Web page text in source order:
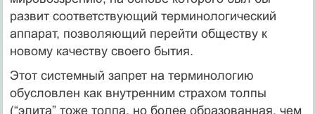
развит соответствующий терминологический
аппарат, позволяющий перейти обществу к
новому качеству своего бытия.
Этот системный запрет на терминологию
обусловлен как внутренним страхом толпы
(“элита” тоже толпа, но более образованная, чем